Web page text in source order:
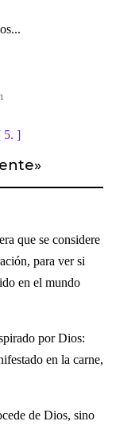
5. ]
»
que se considere
para ver si
en el mundo
por Dios:
en la carne,
de Dios, sino